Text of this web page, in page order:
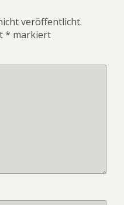
veröffentlicht.
* markiert